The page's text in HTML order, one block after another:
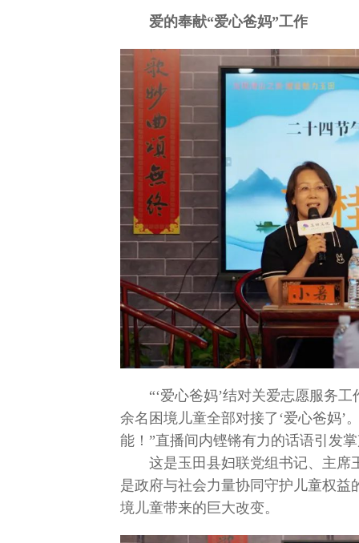
爱的奉献“爱心爸妈”工作
“‘爱心爸妈’结对关爱志愿服务
余名困境儿童全部对接了‘爱心爸妈’
能！”直播间内铿锵有力的话语引发
这是玉田县妇联党组书记、主席
是政府与社会力量协同守护儿童权
境儿童带来的巨大改变。